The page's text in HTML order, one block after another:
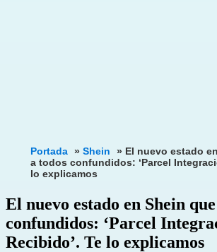
Portada » Shein » El nuevo estado
a todos confundidos: ‘Parcel
lo explicamos
El nuevo estado en Shein
confundidos: ‘Parcel
Recibido’. Te lo explicamos